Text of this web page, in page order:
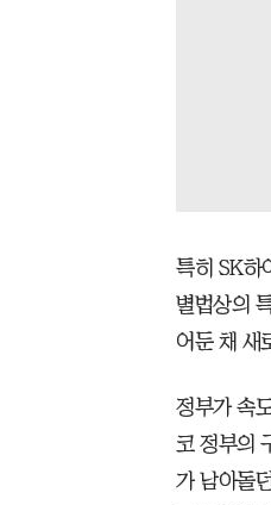
특히 SK하
별법상의
어둔 채 새
정부가 속
코 정부의
가 남아돌